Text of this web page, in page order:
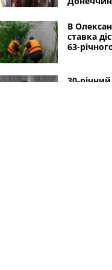
В
ставка
63-
30-